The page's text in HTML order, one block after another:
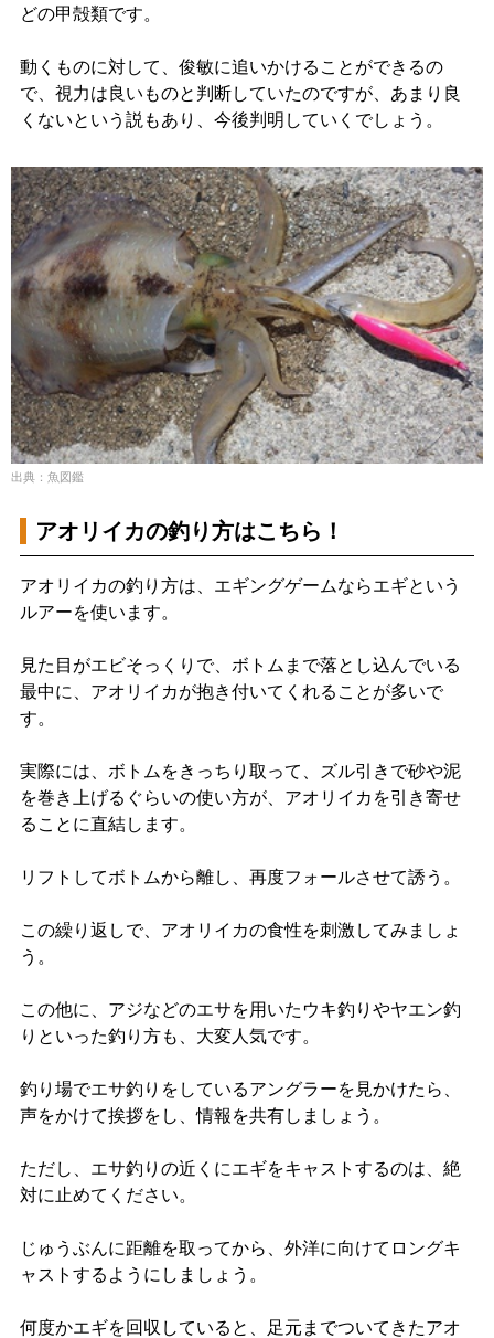
どの甲殻類です。
動くものに対して、俊敏に追いかけることができるの
で、視力は良いものと判断していたのですが、あまり良
くないという説もあり、今後判明していくでしょう。
出典：魚図鑑
アオリイカの釣り方はこちら！
アオリイカの釣り方は、エギングゲームならエギという
ルアーを使います。
見た目がエビそっくりで、ボトムまで落とし込んでいる
最中に、アオリイカが抱き付いてくれることが多いで
す。
実際には、ボトムをきっちり取って、ズル引きで砂や泥
を巻き上げるぐらいの使い方が、アオリイカを引き寄せ
ることに直結します。
リフトしてボトムから離し、再度フォールさせて誘う。
この繰り返しで、アオリイカの食性を刺激してみましょ
う。
この他に、アジなどのエサを用いたウキ釣りやヤエン釣
りといった釣り方も、大変人気です。
釣り場でエサ釣りをしているアングラーを見かけたら、
声をかけて挨拶をし、情報を共有しましょう。
ただし、エサ釣りの近くにエギをキャストするのは、絶
対に止めてください。
じゅうぶんに距離を取ってから、外洋に向けてロングキ
ャストするようにしましょう。
何度かエギを回収していると、足元までついてきたアオ